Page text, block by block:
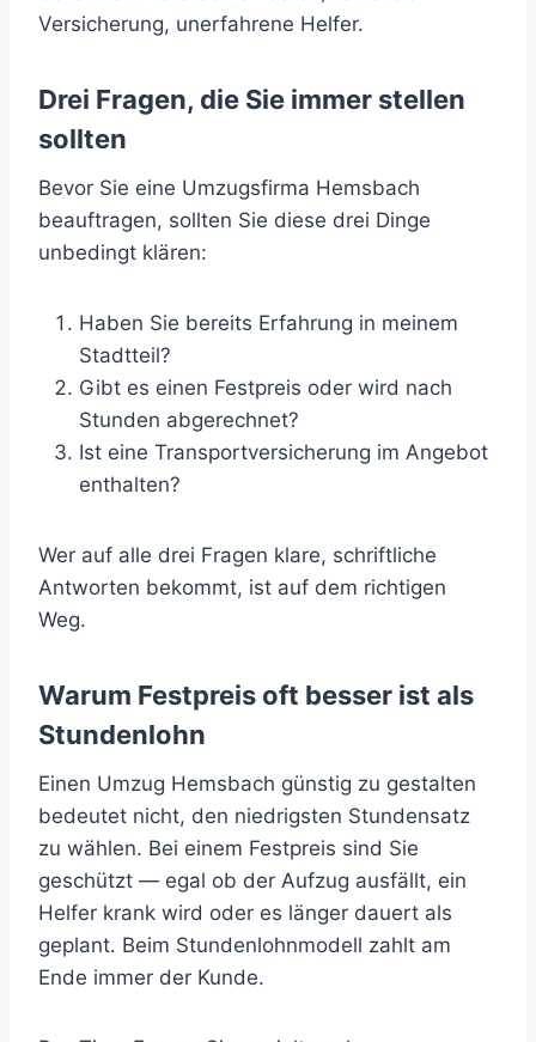
Versicherung, unerfahrene Helfer.
Drei Fragen, die Sie immer stellen
sollten
Bevor Sie eine Umzugsfirma Hemsbach
beauftragen, sollten Sie diese drei Dinge
unbedingt klären:
Haben Sie bereits Erfahrung in meinem
Stadtteil?
Gibt es einen Festpreis oder wird nach
Stunden abgerechnet?
Ist eine Transportversicherung im Angebot
enthalten?
Wer auf alle drei Fragen klare, schriftliche
Antworten bekommt, ist auf dem richtigen
Weg.
Warum Festpreis oft besser ist als
Stundenlohn
Einen Umzug Hemsbach günstig zu gestalten
bedeutet nicht, den niedrigsten Stundensatz
zu wählen. Bei einem Festpreis sind Sie
geschützt — egal ob der Aufzug ausfällt, ein
Helfer krank wird oder es länger dauert als
geplant. Beim Stundenlohnmodell zahlt am
Ende immer der Kunde.